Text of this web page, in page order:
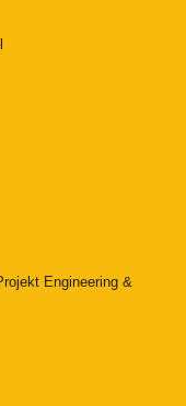
Engineering &